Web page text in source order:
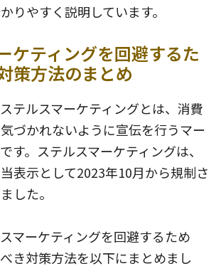
りやすく説明しています。
ケティングを回避するた
策方法のまとめ
テルスマーケティングとは、消費
づかれないように宣伝を行うマー
す。ステルスマーケティングは、
表示として2023年10月から規制さ
した。
マーケティングを回避するため
き対策方法を以下にまとめまし